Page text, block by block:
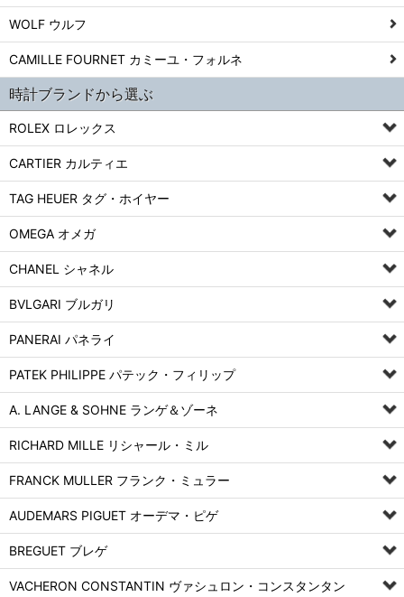
WOLF ウルフ
CAMILLE FOURNET カミーユ・フォルネ
時計ブランドから選ぶ
ROLEX ロレックス
CARTIER カルティエ
TAG HEUER タグ・ホイヤー
OMEGA オメガ
CHANEL シャネル
BVLGARI ブルガリ
PANERAI パネライ
PATEK PHILIPPE パテック・フィリップ
A. LANGE & SOHNE ランゲ＆ゾーネ
RICHARD MILLE リシャール・ミル
FRANCK MULLER フランク・ミュラー
AUDEMARS PIGUET オーデマ・ピゲ
BREGUET ブレゲ
VACHERON CONSTANTIN ヴァシュロン・コンスタンタン